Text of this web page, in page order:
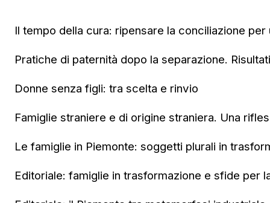
Il tempo della cura: ripensare la conciliazione per
Pratiche di paternità dopo la separazione.
Donne senza figli: tra scelta e rinvio
Famiglie straniere e di origine straniera. Una
Le famiglie in Piemonte: soggetti plurali in
Editoriale: famiglie in trasformazione e sfide per